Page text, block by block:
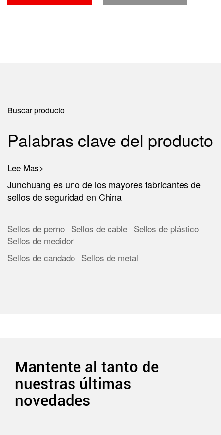
Buscar producto
Palabras clave del producto
Lee Mas>
Junchuang es uno de los mayores fabricantes de
sellos de seguridad en China
Sellos de perno Sellos de cable Sellos de plástico
Sellos de medidor
Sellos de candado Sellos de metal
Mantente al tanto de
nuestras últimas
novedades